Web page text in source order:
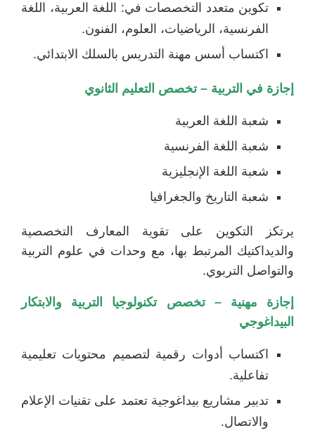
تكوين متعدد التخصصات في: اللغة العربية، اللغة
الفرنسية، الرياضيات، العلوم، الفنون.
اكتساب أسس مهنة التدريس بالسلك الابتدائي.
إجازة في التربية – تخصص التعليم الثانوي
شعبة اللغة العربية
شعبة اللغة الفرنسية
شعبة اللغة الإنجليزية
شعبة التاريخ والجغرافيا
يرتكز التكوين على تقوية المعارف التخصصية
والديداكتيك المرتبط بها، مع وحدات في علوم التربية
والتواصل التربوي.
إجازة مهنية – تخصص تكنولوجيا التربية والابتكار
البيداغوجي
اكتساب أدوات رقمية لتصميم محتويات تعليمية
تفاعلية.
تدبير مشاريع بيداغوجية تعتمد على تقنيات الإعلام
والاتصال.